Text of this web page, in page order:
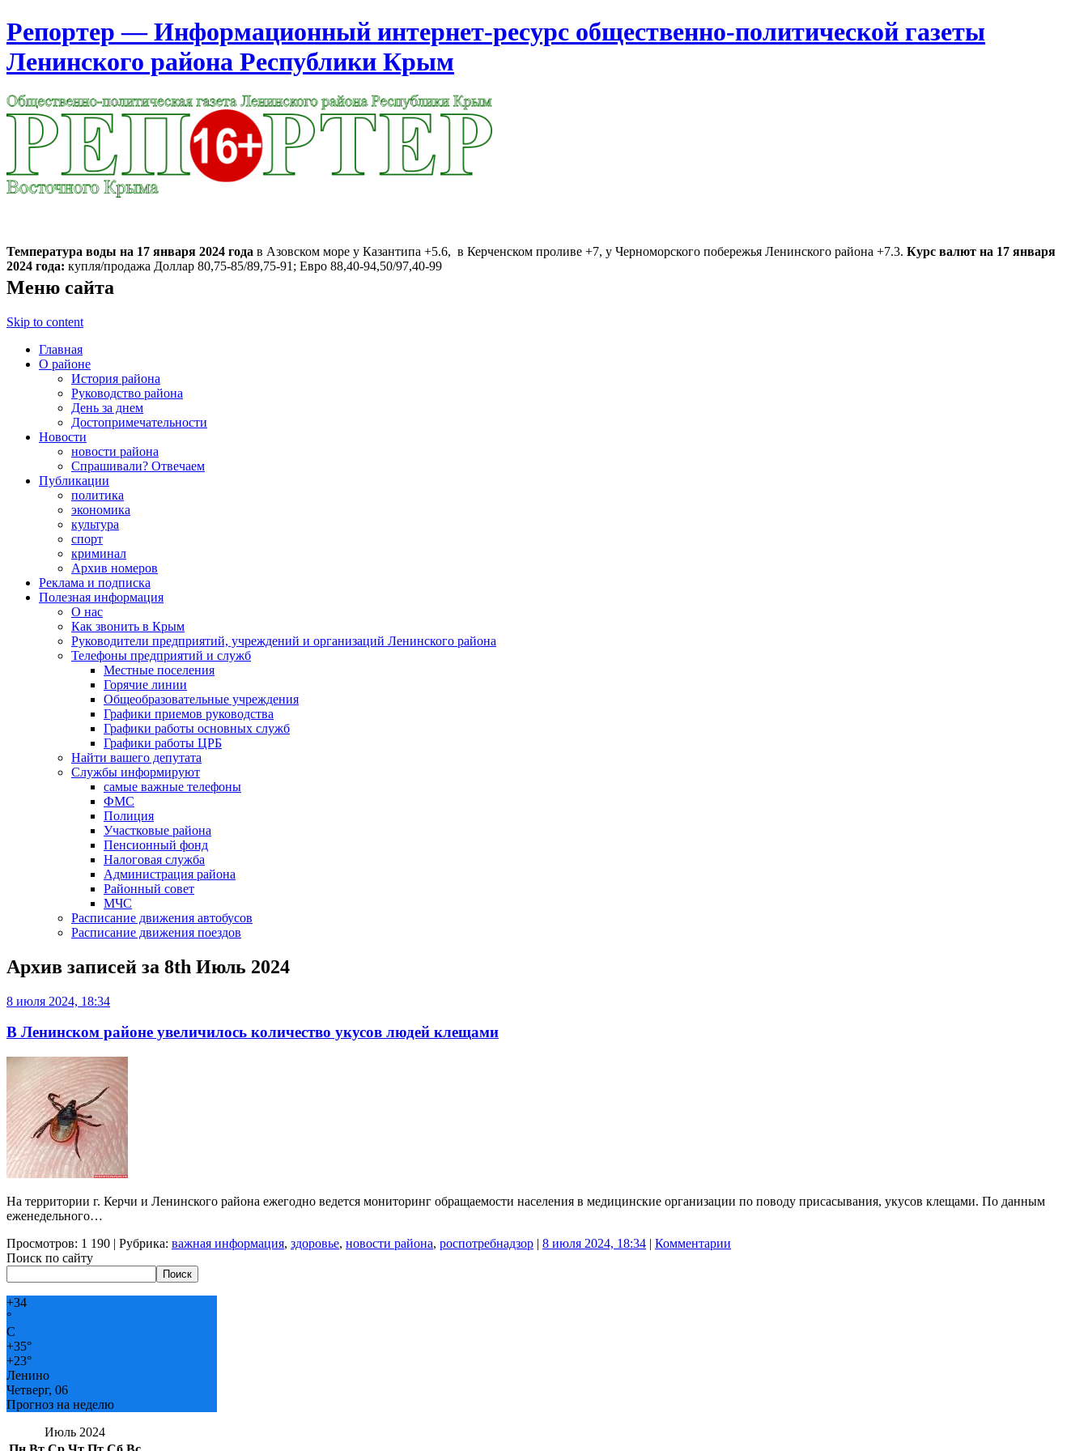
Репортер — Информационный интернет-ресурс общественно-политической газеты
Ленинского района Республики Крым
Температура воды на 17 января 2024 года в Азовском море у Казантипа +5.6, в Керченском проливе +7, у Черноморского побережья Ленинского района +7.3. Курс валют на 17 января
2024 года: купля/продажа Доллар 80,75-85/89,75-91; Евро 88,40-94,50/97,40-99
Меню сайта
Skip to content
Главная
О районе
История района
Руководство района
День за днем
Достопримечательности
Новости
новости района
Спрашивали? Отвечаем
Публикации
политика
экономика
культура
спорт
криминал
Архив номеров
Реклама и подписка
Полезная информация
О нас
Как звонить в Крым
Руководители предприятий, учреждений и организаций Ленинского района
Телефоны предприятий и служб
Местные поселения
Горячие линии
Общеобразовательные учреждения
Графики приемов руководства
Графики работы основных служб
Графики работы ЦРБ
Найти вашего депутата
Службы информируют
самые важные телефоны
ФМС
Полиция
Участковые района
Пенсионный фонд
Налоговая служба
Администрация района
Районный совет
МЧС
Расписание движения автобусов
Расписание движения поездов
Архив записей за 8th Июль 2024
8 июля 2024, 18:34
В Ленинском районе увеличилось количество укусов людей клещами
На территории г. Керчи и Ленинского района ежегодно ведется мониторинг обращаемости населения в медицинские организации по поводу присасывания, укусов клещами. По данным
еженедельного…
Просмотров: 1 190 | Рубрика: важная информация, здоровье, новости района, роспотребнадзор | 8 июля 2024, 18:34 | Комментарии
Поиск по сайту
Поиск
+34
°
C
+35°
+23°
Ленино
Четверг, 06
Прогноз на неделю
Июль 2024